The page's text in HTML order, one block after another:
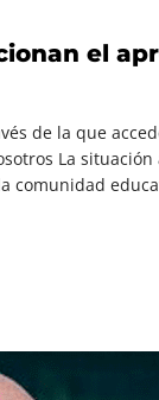
el
de la que
La
comunidad